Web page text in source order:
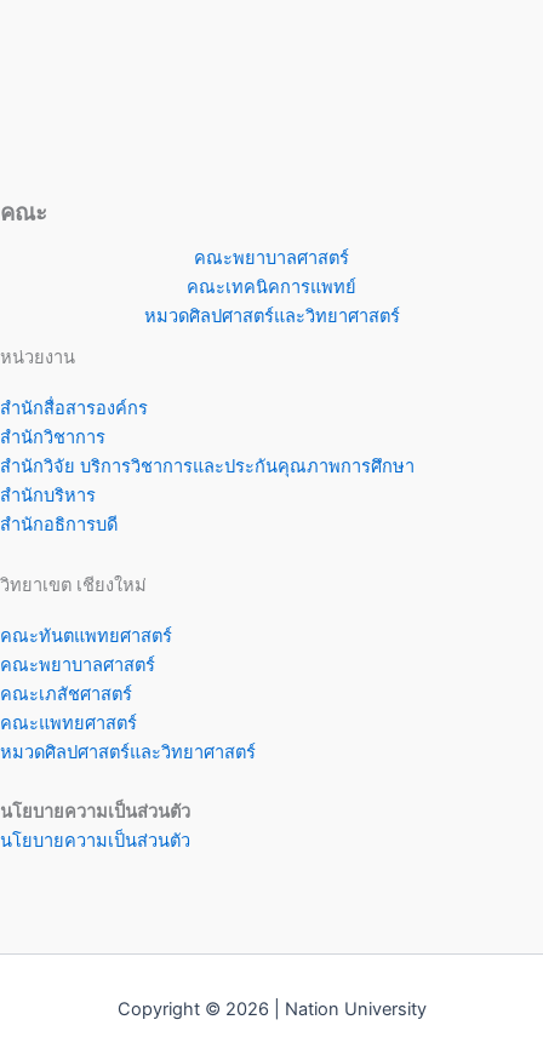
คณะ
คณะพยาบาลศาสตร์
คณะเทคนิคการแพทย์
หมวดศิลปศาสตร์และวิทยาศาสตร์
หน่วยงาน
สำนักสื่อสารองค์กร
สำนักวิชาการ
สำนักวิจัย บริการวิชาการและประกันคุณภาพการศึกษา
สำนักบริหาร
สำนักอธิการบดี
วิทยาเขต เชียงใหม่
คณะทันตแพทยศาสตร์
คณะพยาบาลศาสตร์
คณะเภสัชศาสตร์
คณะแพทยศาสตร์
หมวดศิลปศาสตร์และวิทยาศาสตร์
นโยบายความเป็นส่วนตัว
นโยบายความเป็นส่วนตัว
Copyright © 2026 | Nation University